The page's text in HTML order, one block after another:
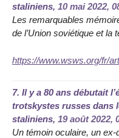
staliniens, 10 mai 2022,
Les remarquables
de l’Union soviétique et la
https://www.wsws.org/fr/
7. Il y a 80 ans débutait
trotskystes russes dans
staliniens, 19 août 2022,
Un témoin oculaire, un